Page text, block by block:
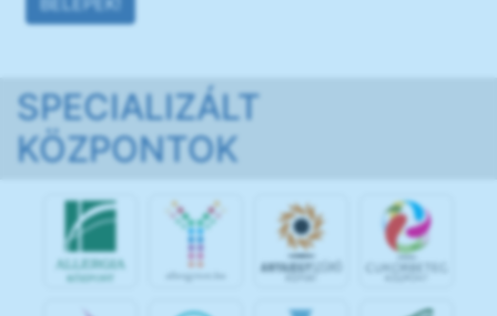
SPECIALIZÁLT
KÖZPONTOK